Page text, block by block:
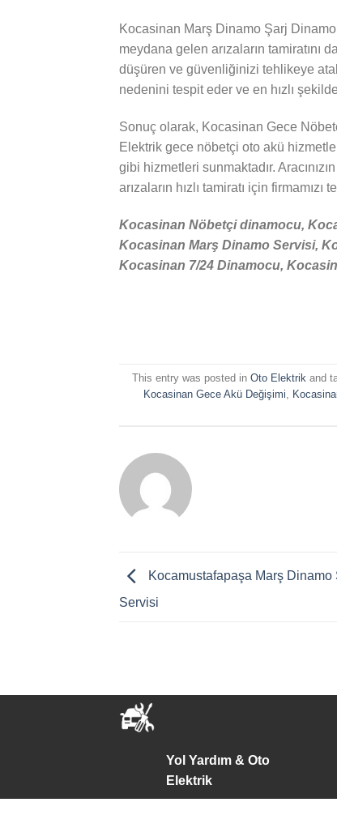
Kocasinan Marş Dinamo Şarj
meydana gelen arızaların tamiratını
düşüren ve güvenliğinizi tehlikeye
nedenini tespit eder ve en hızlı
Sonuç olarak, Kocasinan Gece
Elektrik gece nöbetçi oto akü
gibi hizmetleri sunmaktadır.
arızaların hızlı tamiratı için
Kocasinan Nöbetçi dinamocu,
Kocasinan Marş Dinamo Servisi,
Kocasinan 7/24 Dinamocu,
This entry was posted inOto Elektrik and
Kocasinan Gece Akü Değişimi
Kocamustafapaşa Marş Dinamo
Servisi
Yol Yardım & Oto
Elektrik